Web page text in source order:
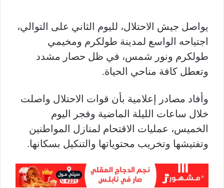
يواصل جيش الاحتلال، لليوم الثاني على التوالي،
اجتياحه الواسع لمدينة طولكرم ومخيمي
طولكرم ونور شمس، في ظل حصار مشدد
وتعطل كافة مناحي الحياة.
وأفاد مصادر إعلامية بأن قوات الاحتلال واصلت
خلال ساعات الليلة الماضية وفجر اليوم
الخميس، عمليات الاقتحام لمنازل المواطنين
وتفتيشها وتخريب محتوياتها والتنكيل بسكانها.